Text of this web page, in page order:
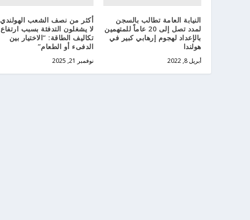
النيابة العامة تطالب بالسجن
لمدد تصل إلى 20 عاماً للمتهمين
بالإعداد لهجوم إرهابي كبير في
هولندا
أبريل 8, 2022
أكثر من نصف الشعب الهولندي
لا يشغلون التدفئة بسبب ارتفاع
تكاليف الطاقة: “الاختيار بين
الدفىء أو الطعام”
نوفمبر 21, 2025